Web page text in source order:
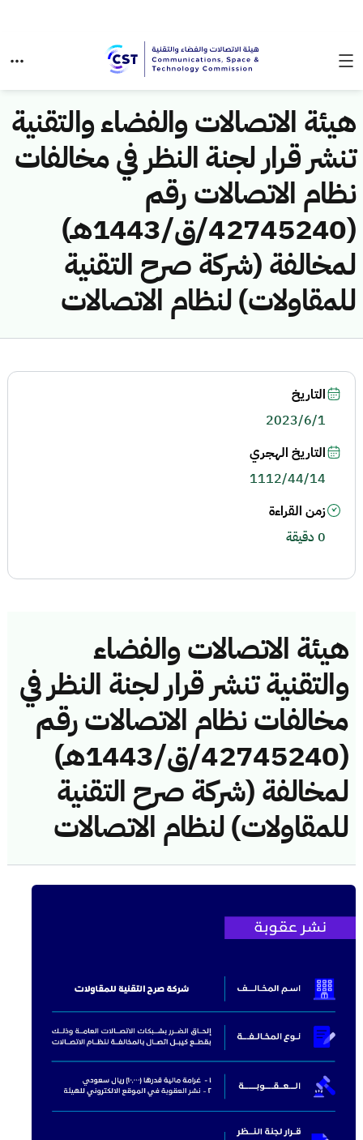
هيئة الاتصالات والفضاء والتقنية
تنشر قرار لجنة النظر في مخالفات
نظام الاتصالات رقم
(42745240/ق/1443هـ)
لمخالفة (شركة صرح التقنية
للمقاولات) لنظام الاتصالات
هيئة الاتصالات والفضاء
والتقنية تنشر قرار لجنة النظر في
مخالفات نظام الاتصالات رقم
(42745240/ق/1443هـ)
لمخالفة (شركة صرح التقنية
للمقاولات) لنظام الاتصالات
التاريخ
2023/6/1
التاريخ الهجري
1112/44/14
زمن القراءة
0 دقيقة